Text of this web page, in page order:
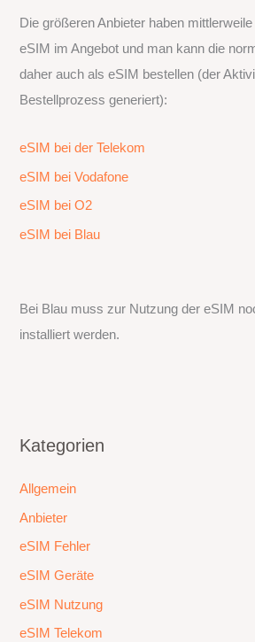
Die größeren Anbieter haben
eSIM im Angebot und man kann die
daher auch als eSIM bestellen (der
Bestellprozess generiert):
eSIM bei der Telekom
eSIM bei Vodafone
eSIM bei O2
eSIM bei Blau
Bei Blau muss zur Nutzung der eSIM
installiert werden.
Kategorien
Allgemein
Anbieter
eSIM Fehler
eSIM Geräte
eSIM Nutzung
eSIM Telekom